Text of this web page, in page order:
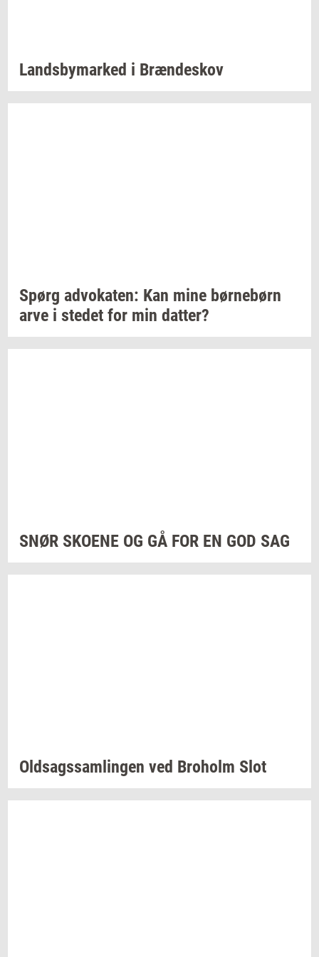
Lands­by­mar­ked i Bræn­de­skov
Spørg ad­vo­ka­ten: Kan mine bør­ne­børn
arve i ste­det for min dat­ter?
SNØR SKO­E­NE OG GÅ FOR EN GOD SAG
Oldsags­sam­lin­gen ved Bro­holm Slot